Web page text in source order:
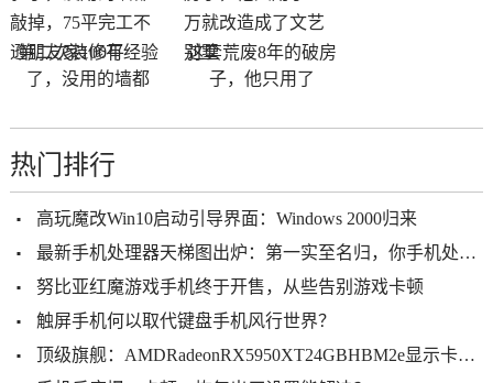
第二次装修有经验
了，没用的墙都
这套荒废8年的破房
子，他只用了
热门排行
高玩魔改Win10启动引导界面：Windows 2000归来
最新手机处理器天梯图出炉：第一实至名归，你手机处理器排名高吗
努比亚红魔游戏手机终于开售，从些告别游戏卡顿
触屏手机何以取代键盘手机风行世界？
顶级旗舰：AMDRadeonRX5950XT24GBHBM2e显示卡参数曝光